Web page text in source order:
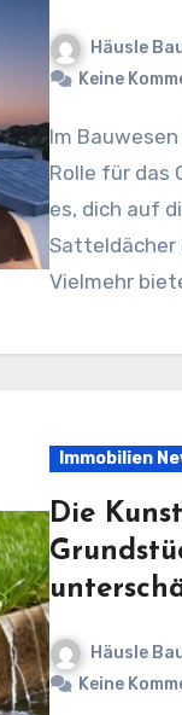
Häusle
Keine
Im Bauwesen spielt die Dachform eine entscheidende
Rolle für das
es, dich auf
Satteldächer
Vielmehr
Immobilien
Die
Häusle
Keine